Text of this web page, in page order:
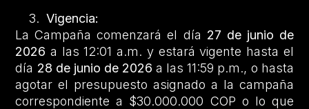
Vigencia:
La Campaña comenzará el día 27 de junio de
2026 a las 12:01 a.m. y estará vigente hasta el
día 28 de junio de 2026 a las 11:59 p.m., o hasta
agotar el presupuesto asignado a la campaña
correspondiente a $30.000.000 COP o lo que